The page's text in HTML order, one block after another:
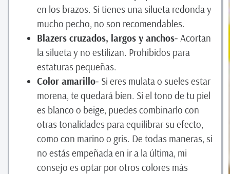
en los brazos. Si tienes una silueta redonda y
mucho pecho, no son recomendables.
Blazers cruzados, largos y anchos- Acortan
la silueta y no estilizan. Prohibidos para
estaturas pequeñas.
Color amarillo- Si eres mulata o sueles estar
morena, te quedará bien. Si el tono de tu piel
es blanco o beige, puedes combinarlo con
otras tonalidades para equilibrar su efecto,
como con marino o gris. De todas maneras, si
no estás empeñada en ir a la última, mi
consejo es optar por otros colores más